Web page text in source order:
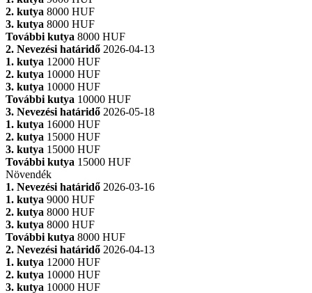
2. kutya 8000 HUF
3. kutya 8000 HUF
További kutya 8000 HUF
2. Nevezési határidő 2026-04-13
1. kutya 12000 HUF
2. kutya 10000 HUF
3. kutya 10000 HUF
További kutya 10000 HUF
3. Nevezési határidő 2026-05-18
1. kutya 16000 HUF
2. kutya 15000 HUF
3. kutya 15000 HUF
További kutya 15000 HUF
Növendék
1. Nevezési határidő 2026-03-16
1. kutya 9000 HUF
2. kutya 8000 HUF
3. kutya 8000 HUF
További kutya 8000 HUF
2. Nevezési határidő 2026-04-13
1. kutya 12000 HUF
2. kutya 10000 HUF
3. kutya 10000 HUF